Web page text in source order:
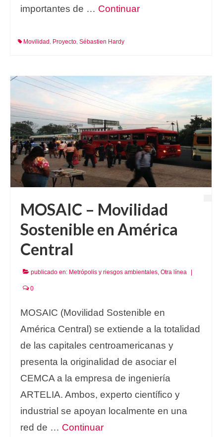
importantes de … Continuar
Movilidad Proyecto Sébastien Hardy
MOSAIC – Movilidad
Sostenible en América
Central
publicado en: Metrópolis y riesgos ambientales, Otra línea
0
MOSAIC (Movilidad Sostenible en
América Central) se extiende a la totalidad
de las capitales centroamericanas y
presenta la originalidad de asociar el
CEMCA a la empresa de ingeniería
ARTELIA. Ambos, experto científico y
industrial se apoyan localmente en una
red de … Continuar